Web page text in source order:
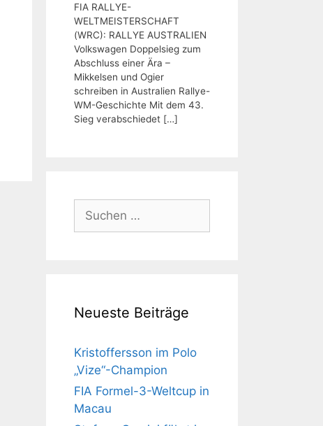
FIA RALLYE-
WELTMEISTERSCHAFT
(WRC): RALLYE AUSTRALIEN
Volkswagen Doppelsieg zum
Abschluss einer Ära –
Mikkelsen und Ogier
schreiben in Australien Rallye-
WM-Geschichte Mit dem 43.
Sieg verabschiedet […]
nach:
Neueste Beiträge
Kristoffersson im Polo
„Vize“-Champion
FIA Formel-3-Weltcup in
Macau